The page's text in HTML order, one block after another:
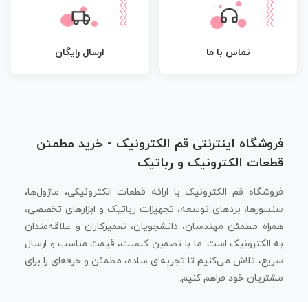
تماس با ما ارسال رایگان
فروشگاه اینترنتی قم الکترونیک - خرید مطمئن
قطعات الکترونیک و رباتیک
فروشگاه قم الکترونیک با ارائه قطعات الکترونیکی، ماژول‌ها،
سنسورها، بردهای توسعه، تجهیزات رباتیک و ابزارهای تخصصی،
همراه مطمئن مهندسان، دانشجویان، تعمیرکاران و علاقه‌مندان
به الکترونیک است. ما با تضمین کیفیت، قیمت مناسب و ارسال
سریع، تلاش می‌کنیم تا تجربه‌ای ساده، مطمئن و حرفه‌ای را برای
مشتریان خود فراهم کنیم.